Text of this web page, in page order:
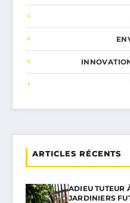
ARTICLES RÉCENTS
ADIEU TUTEUR
JARDINIERS